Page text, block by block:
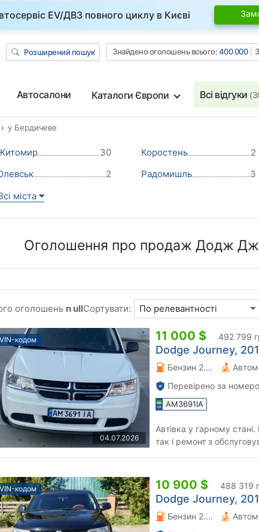
EV/ДВЗ повного циклу в Києві
Розширений пошук Знайдено оголошень всього:400 000
Автосалони Каталоги Європи Всі відгуки
у Бердичеве
30 Коростень 2
2 Радомишль 3
міста
Оголошення про продаж Додж
оголошень n ullСортувати:
кодом
04.07.2026
11 000 $ 492 799
Dodge Journey,
Бензин 2.36 л.
Перевірено за
AM3691IA
Автівка у гарному
так і ремонт з
кодом 10 900 $ 488 319
Dodge Journey,
Бензин 2.36 л.